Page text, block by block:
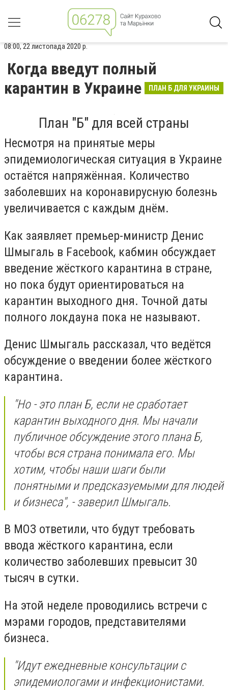
08:00, 22 листопада 2020 р.
Когда введут полный
карантин в Украине
ПЛАН Б ДЛЯ УКРАИНЫ
План "Б" для всей страны
Несмотря на принятые меры
эпидемиологическая ситуация в Украине
остаётся напряжённая. Количество
заболевших на коронавирусную болезнь
увеличивается с каждым днём.
Как заявляет премьер-министр Денис
Шмыгаль в Facebook, кабмин обсуждает
введение жёсткого карантина в стране,
но пока будут ориентироваться на
карантин выходного дня. Точной даты
полного локдауна пока не называют.
Денис Шмыгаль рассказал, что ведётся
обсуждение о введении более жёсткого
карантина.
"Но - это план Б, если не сработает
карантин выходного дня. Мы начали
публичное обсуждение этого плана Б,
чтобы вся страна понимала его. Мы
хотим, чтобы наши шаги были
понятными и предсказуемыми для людей
и бизнеса", - заверил Шмыгаль.
В МОЗ ответили, что будут требовать
ввода жёсткого карантина, если
количество заболевших превысит 30
тысяч в сутки.
На этой неделе проводились встречи с
мэрами городов, представителями
бизнеса.
"Идут ежедневные консультации с
эпидемиологами и инфекционистами.